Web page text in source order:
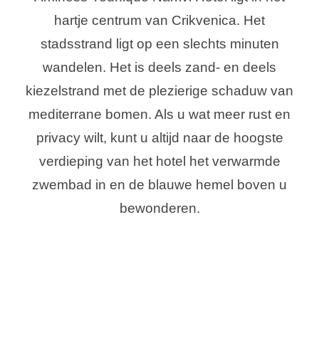
hartje centrum van Crikvenica. Het
stadsstrand ligt op een slechts minuten
wandelen. Het is deels zand- en deels
kiezelstrand met de plezierige schaduw van
mediterrane bomen. Als u wat meer rust en
privacy wilt, kunt u altijd naar de hoogste
verdieping van het hotel het verwarmde
zwembad in en de blauwe hemel boven u
bewonderen.